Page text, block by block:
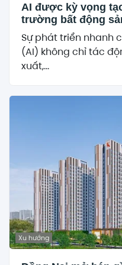
AI được kỳ vọng
trường bất động
Sự phát triển nhanh
(AI) không chỉ tác
xuất,...
Xu hướng